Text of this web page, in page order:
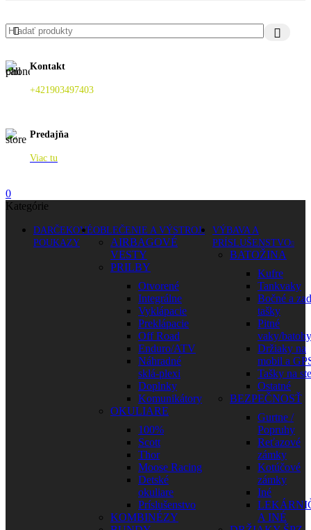
Kontakt
+421903497403
Predajňa
Viac tu
0
Kategórie
DARČEKOVÉ
POUKAZY
OBLEČENIE A VÝSTROJ
AIRBAGOVÉ
VESTY
PRILBY
Otvorené
Integrálne
Vyklápacie
Preklápacie
Off Road
Enduro/ATV
Náhradné
sklá-plexi
Doplnky
Komunikátory
OKULIARE
100%
Scott
Thor
Moose Racing
Detské
okuliare
Príslušenstvo
KOMBINÉZY
VÝBAVA A
PRÍSLUŠENSTVO
BATOŽINA
Kufre
Tankvaky
Bočné a
tašky
Pitné
vaky/batohy
Držiaky na
mobil a
Tašky na
Ostatné
BEZPEČNOSŤ
Gurtne /
Popruhy
Reťazové
zámky
Kotúčové
zámky
Iné
A INÉ